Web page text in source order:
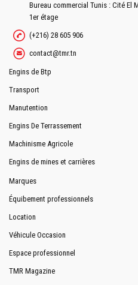
Bureau commercial Tunis : Cité El
1er étage
(+216) 28 605 906
contact@tmr.tn
Engins de Btp
Transport
Manutention
Engins De Terrassement
Machinisme Agricole
Engins de mines et carrières
Marques
Équibement professionnels
Location
Véhicule Occasion
Espace professionnel
TMR Magazine